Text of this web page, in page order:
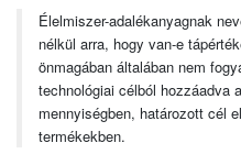
Élelmiszer-adalékanyagnak
nélkül arra, hogy van-e
önmagában általában nem
technológiai célból hozzáadva
mennyiségben, határozott cél
termékekben.